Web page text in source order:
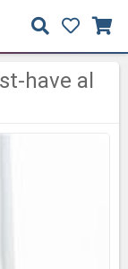
have al